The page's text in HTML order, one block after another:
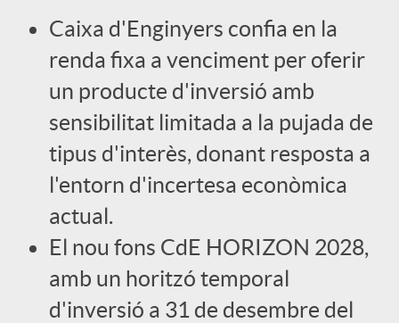
o
c
Caixa d'Enginyers confia en la
renda fixa a venciment per oferir
un producte d'inversió amb
sensibilitat limitada a la pujada de
tipus d'interès, donant resposta a
l'entorn d'incertesa econòmica
actual.
El nou fons CdE HORIZON 2028,
amb un horitzó temporal
d'inversió a 31 de desembre del